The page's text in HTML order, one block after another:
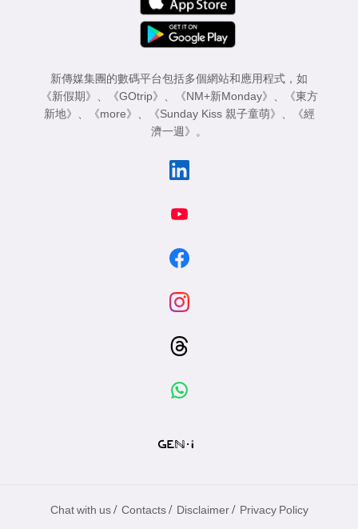
新傳媒集團的數碼平台包括多個網站和應用程式，如
《新假期》
《GOtrip》 《NM+新Monday》
《東方
新地》
《more》 《Sunday Kiss 親子童萌》
《經
濟一週》
。
Chat with us / Contacts / Disclaimer / Privacy Policy